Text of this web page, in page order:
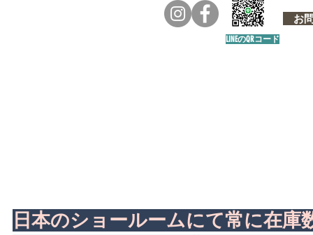
お
LINEのQRコード
日本のショールームにて常に在庫